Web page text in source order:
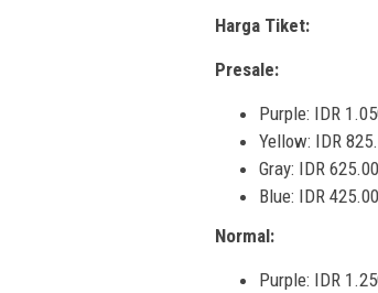
Harga Tiket:
Presale:
Purple: IDR
Yellow: IDR
Gray: IDR
Blue: IDR
Normal:
Purple: IDR